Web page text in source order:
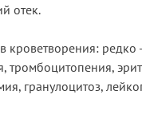
отек.
кроветворения: редко -
тромбоцитопения,
гранулоцитоз,